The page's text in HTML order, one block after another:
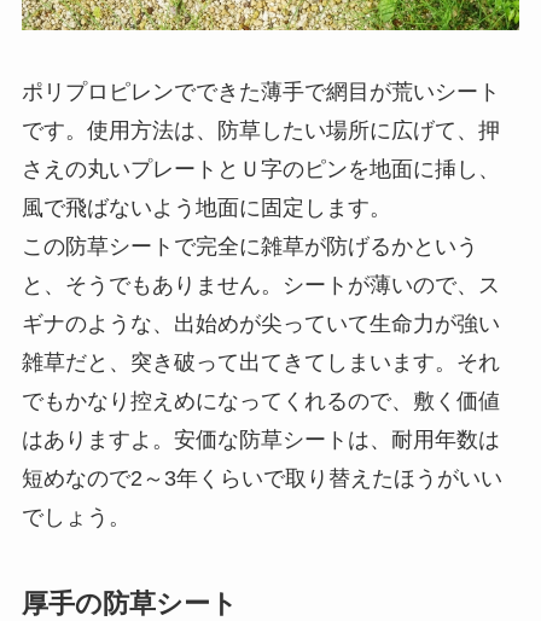
ポリプロピレンでできた薄手で網目が荒いシート
です。使用方法は、防草したい場所に広げて、押
さえの丸いプレートとＵ字のピンを地面に挿し、
風で飛ばないよう地面に固定します。
この防草シートで完全に雑草が防げるかという
と、そうでもありません。シートが薄いので、ス
ギナのような、出始めが尖っていて生命力が強い
雑草だと、突き破って出てきてしまいます。それ
でもかなり控えめになってくれるので、敷く価値
はありますよ。安価な防草シートは、耐用年数は
短めなので2～3年くらいで取り替えたほうがいい
でしょう。
厚手の防草シート